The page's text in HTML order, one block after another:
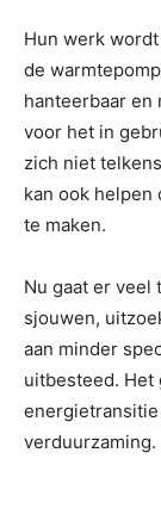
Hun werk
de
hanteerbaar en
voor het in
zich niet
kan ook
te maken.
Nu gaat er veel
sjouwen,
aan minder
uitbesteed. Het
verduurzaming.